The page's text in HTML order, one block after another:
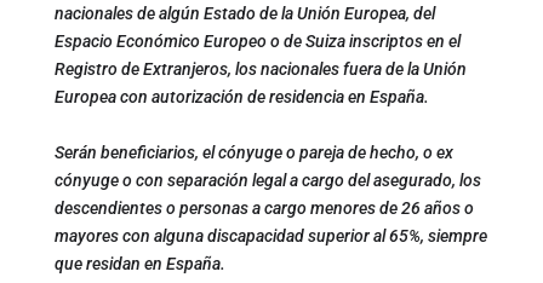
nacionales de algún Estado de la Unión Europea, del
Espacio Económico Europeo o de Suiza inscriptos en el
Registro de Extranjeros, los nacionales fuera de la Unión
Europea con autorización de residencia en España.
Serán beneficiarios, el cónyuge o pareja de hecho, o ex
cónyuge o con separación legal a cargo del asegurado, los
descendientes o personas a cargo menores de 26 años o
mayores con alguna discapacidad superior al 65%, siempre
que residan en España.